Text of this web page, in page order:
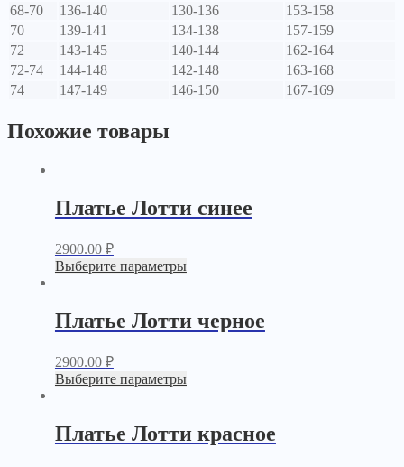
68-70
136-140 130-136
153-158
70
139-141 134-138
157-159
72
143-145 140-144
162-164
72-74
144-148 142-148
163-168
74
147-149 146-150 167-169
Похожие товары
Платье Лотти синее
2900.00 ₽
Выберите параметры
Платье Лотти черное
2900.00 ₽
Выберите параметры
Платье Лотти красное